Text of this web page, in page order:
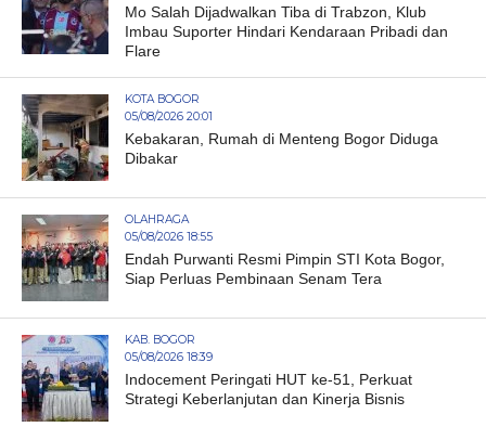
Mo Salah Dijadwalkan Tiba di Trabzon, Klub
Imbau Suporter Hindari Kendaraan Pribadi dan
Flare
KOTA BOGOR
05/08/2026 20:01
Kebakaran, Rumah di Menteng Bogor Diduga
Dibakar
OLAHRAGA
05/08/2026 18:55
Endah Purwanti Resmi Pimpin STI Kota Bogor,
Siap Perluas Pembinaan Senam Tera
KAB. BOGOR
05/08/2026 18:39
Indocement Peringati HUT ke-51, Perkuat
Strategi Keberlanjutan dan Kinerja Bisnis